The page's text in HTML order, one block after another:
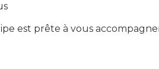
est prête à vous